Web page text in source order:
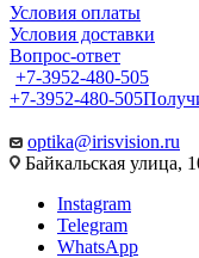
Условия оплаты
Условия доставки
Вопрос-ответ
+7-3952-480-505
+7-3952-480-505
optika@irisvision.ru
Байкальская улица,
Instagram
Telegram
WhatsApp